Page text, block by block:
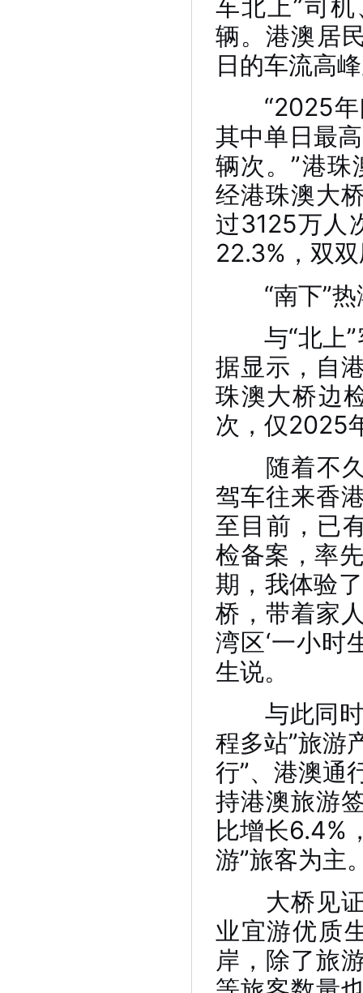
车北上”司
辆。港澳居
日的车流高
“2025年
其中单日最
辆次。”港
经港珠澳大
过3125万人
22.3%，双
“南下”热
与“北上”
据显示，自
珠澳大桥边
次，仅2025
随着不久
驾车往来香
至目前，已
检备案，率
期，我体验
桥，带着家
湾区‘一小时
生说。
与此同时
程多站”旅游
行”、港澳通
持港澳旅游
比增长6.4%
游”旅客为主
大桥见证
业宜游优质
岸，除了旅